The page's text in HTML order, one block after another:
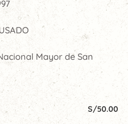
Mayor de San
S/50.00